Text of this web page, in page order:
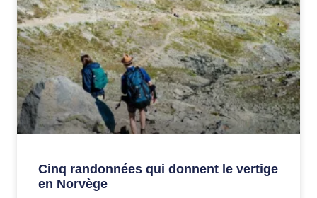
Cinq randonnées qui donnent le vertige
en Norvège